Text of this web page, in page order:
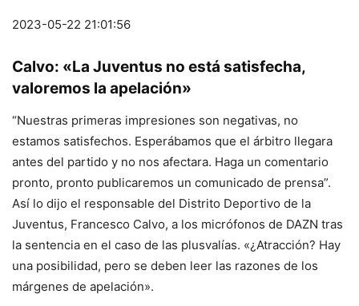
2023-05-22 21:01:56
Calvo: «La Juventus no está satisfecha,
valoremos la apelación»
“Nuestras primeras impresiones son negativas, no
estamos satisfechos. Esperábamos que el árbitro llegara
antes del partido y no nos afectara. Haga un comentario
pronto, pronto publicaremos un comunicado de prensa”.
Así lo dijo el responsable del Distrito Deportivo de la
Juventus, Francesco Calvo, a los micrófonos de DAZN tras
la sentencia en el caso de las plusvalías. «¿Atracción? Hay
una posibilidad, pero se deben leer las razones de los
márgenes de apelación».